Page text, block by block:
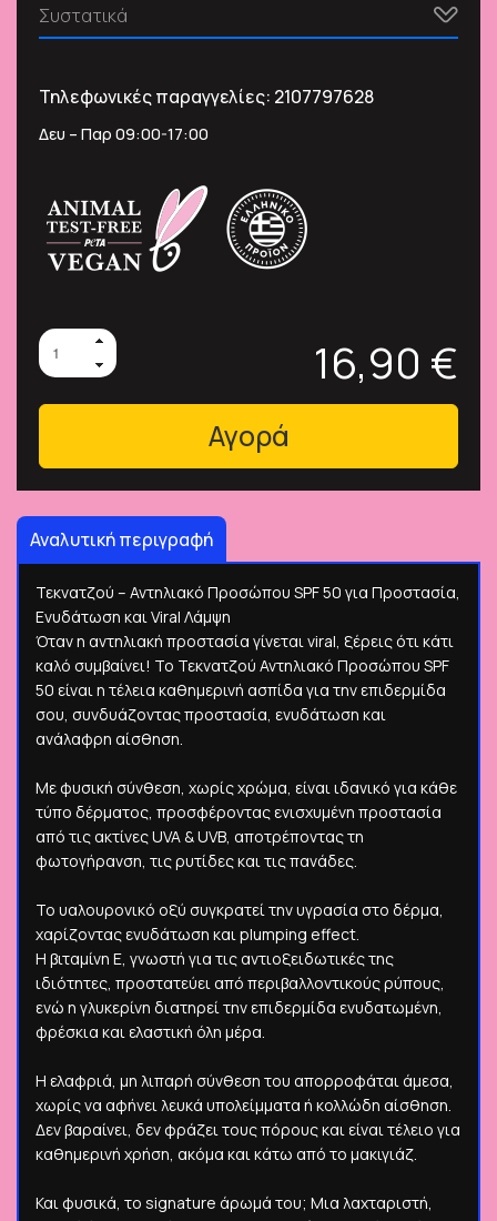
Συστατικά
Τηλεφωνικές παραγγελίες: 2107797628
Δευ – Παρ 09:00-17:00
16,90 €
Αγορά
Αναλυτική περιγραφή
Τεκνατζού – Αντηλιακό Προσώπου SPF 50 για Προστασία,
Ενυδάτωση και Viral Λάμψη
Όταν η αντηλιακή προστασία γίνεται viral, ξέρεις ότι κάτι
καλό συμβαίνει! Το Τεκνατζού Αντηλιακό Προσώπου SPF
50 είναι η τέλεια καθημερινή ασπίδα για την επιδερμίδα
σου, συνδυάζοντας προστασία, ενυδάτωση και
ανάλαφρη αίσθηση.
Με φυσική σύνθεση, χωρίς χρώμα, είναι ιδανικό για κάθε
τύπο δέρματος, προσφέροντας ενισχυμένη προστασία
από τις ακτίνες UVA & UVB, αποτρέποντας τη
φωτογήρανση, τις ρυτίδες και τις πανάδες.
Το υαλουρονικό οξύ συγκρατεί την υγρασία στο δέρμα,
χαρίζοντας ενυδάτωση και plumping effect.
Η βιταμίνη Ε, γνωστή για τις αντιοξειδωτικές της
ιδιότητες, προστατεύει από περιβαλλοντικούς ρύπους,
ενώ η γλυκερίνη διατηρεί την επιδερμίδα ενυδατωμένη,
φρέσκια και ελαστική όλη μέρα.
Η ελαφριά, μη λιπαρή σύνθεση του απορροφάται άμεσα,
χωρίς να αφήνει λευκά υπολείμματα ή κολλώδη αίσθηση.
Δεν βαραίνει, δεν φράζει τους πόρους και είναι τέλειο για
καθημερινή χρήση, ακόμα και κάτω από το μακιγιάζ.
Και φυσικά, το signature άρωμά του; Μια λαχταριστή,